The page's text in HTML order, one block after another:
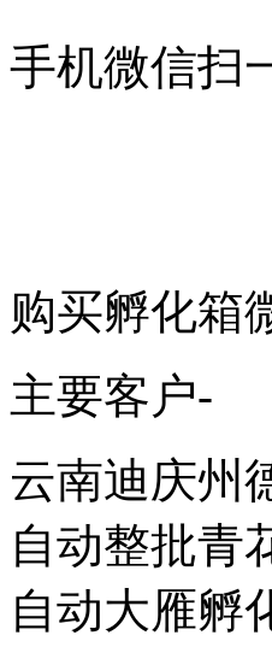
手机微信扫
购买孵化箱
主要客户-
云南迪庆州
自动整批青
自动大雁孵